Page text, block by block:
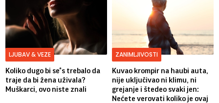
LJUBAV & VEZE
Koliko dugo bi se*s trebalo da
traje da bi žena uživala?
Muškarci, ovo niste znali
ZANIMLJIVOSTI
Kuvao krompir na haubi auta,
nije uključivao ni klimu, ni
grejanje i štedeo svaki jen:
Nećete verovati koliko je ovaj